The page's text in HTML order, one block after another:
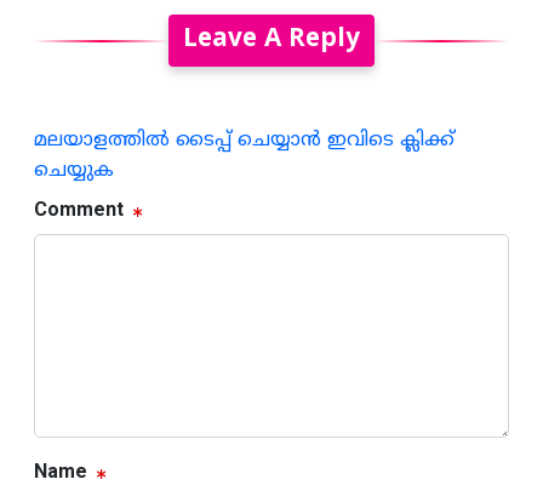
Leave A Reply
മലയാളത്തില്‍ ടൈപ്പ് ചെയ്യാന്‍ ഇവിടെ ക്ലിക്ക്
ചെയ്യുക
Comment
Name